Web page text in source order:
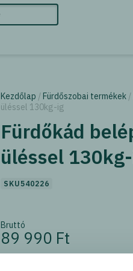
Kezdőlap /Fürdőszobai termékek /
üléssel 130kg-ig
Fürdőkád
üléssel
SKU540226
Bruttó
89 990 Ft